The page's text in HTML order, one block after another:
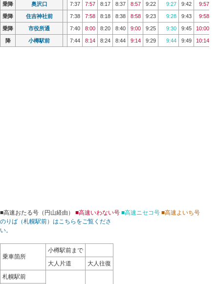
乗降 奥沢口 7:37 7:57 8:17 8:37 8:57 9:22 9:27 9:42 9:57
乗降 住吉神社前 7:38 7:58 8:18 8:38 8:58 9:23 9:28 9:43 9:58
乗降 市役所通 7:40 8:00 8:20 8:40 9:00 9:25 9:30 9:45 10:00
降 小樽駅前 7:44 8:14 8:24 8:44 9:14 9:29 9:44 9:49 10:14
乗降 奥沢口 7:37 7:57 8:17 8:37 8:57 9:22 9:27 9:42 9:57
乗降 住吉神社前 7:38 7:58 8:18 8:38 8:58 9:23 9:28 9:43 9:58
乗降 市役所通 7:40 8:00 8:20 8:40 9:00 9:25 9:30 9:45 10:00
降 小樽駅前 7:44 8:14 8:24 8:44 9:14 9:29 9:44 9:49 10:14
■高速おたる号（円山経由） ■高速いわない号 ■高速ニセコ号 ■高速よいち号
のりば（札幌駅前）はこちらをご覧くださ
い。
乗車箇所
小樽駅前まで
大人片道
大人往復
札幌駅前